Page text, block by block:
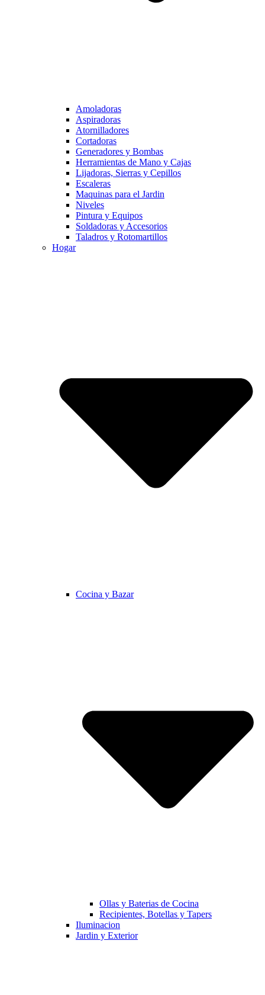
Amoladoras
Aspiradoras
Atornilladores
Cortadoras
Generadores y Bombas
Herramientas de Mano y Cajas
Lijadoras, Sierras y Cepillos
Escaleras
Maquinas para el Jardin
Niveles
Pintura y Equipos
Soldadoras y Accesorios
Taladros y Rotomartillos
Hogar
Cocina y Bazar
Ollas y Baterias de Cocina
Recipientes, Botellas y Tapers
Iluminacion
Jardin y Exterior